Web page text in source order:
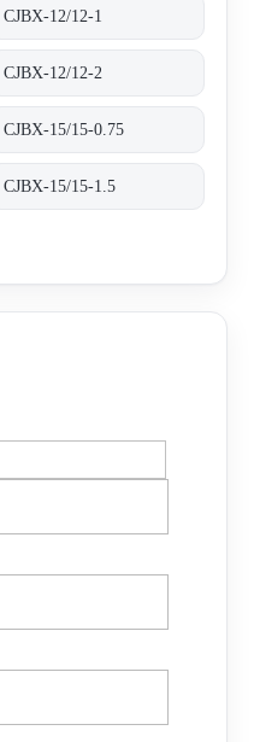
CJBX-12/12-1
CJBX-12/12-2
CJBX-15/15-0.75
CJBX-15/15-1.5